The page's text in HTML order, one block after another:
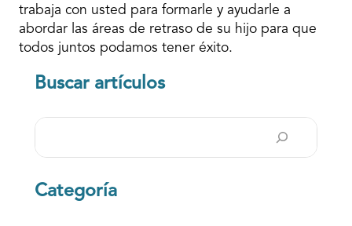
trabaja con usted para formarle y ayudarle a
abordar las áreas de retraso de su hijo para que
todos juntos podamos tener éxito.
Buscar artículos
Buscar
Categoría